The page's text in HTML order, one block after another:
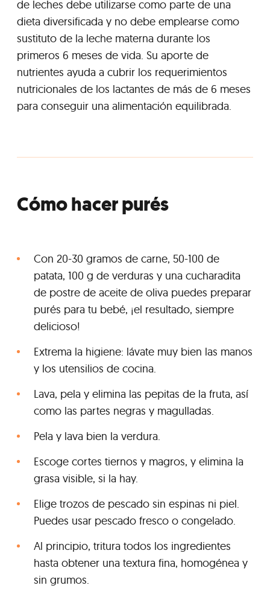
de leches debe utilizarse como parte de una
dieta diversificada y no debe emplearse como
sustituto de la leche materna durante los
primeros 6 meses de vida. Su aporte de
nutrientes ayuda a cubrir los requerimientos
nutricionales de los lactantes de más de 6 meses
para conseguir una alimentación equilibrada.
Cómo hacer purés
Con 20-30 gramos de carne, 50-100 de
patata, 100 g de verduras y una cucharadita
de postre de aceite de oliva puedes preparar
purés para tu bebé, ¡el resultado, siempre
delicioso!
Extrema la higiene: lávate muy bien las manos
y los utensilios de cocina.
Lava, pela y elimina las pepitas de la fruta, así
como las partes negras y magulladas.
Pela y lava bien la verdura.
Escoge cortes tiernos y magros, y elimina la
grasa visible, si la hay.
Elige trozos de pescado sin espinas ni piel.
Puedes usar pescado fresco o congelado.
Al principio, tritura todos los ingredientes
hasta obtener una textura fina, homogénea y
sin grumos.